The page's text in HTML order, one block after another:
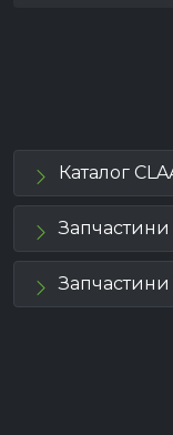
Каталог
Запчастини
Запчастини